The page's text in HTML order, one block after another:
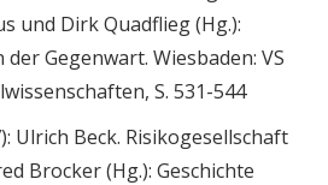
und Dirk Quadflieg (Hg.):
Gegenwart. Wiesbaden: VS
S. 531-544
Ulrich Beck. Risikogesellschaft
Brocker (Hg.): Geschichte